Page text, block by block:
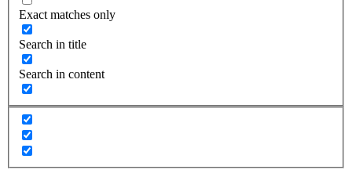
Exact matches only
Search in title
Search in content